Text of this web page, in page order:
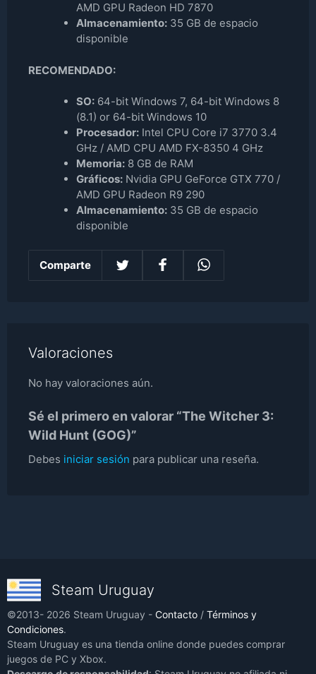
AMD GPU Radeon HD 7870
Almacenamiento:35 GB de espacio
disponible
RECOMENDADO:
SO:64-bit Windows 7, 64-bit Windows 8
(8.1) or 64-bit Windows 10
Procesador:Intel CPU Core i7 3770 3.4
GHz / AMD CPU AMD FX-8350 4 GHz
Memoria:8 GB de RAM
Gráficos:Nvidia GPU GeForce GTX 770 /
AMD GPU Radeon R9 290
Almacenamiento:35 GB de espacio
disponible
Comparte
Valoraciones
No hay valoraciones aún.
Sé el primero en valorar “The Witcher 3:
Wild Hunt (GOG)”
Debes iniciar sesión para publicar una reseña.
Steam Uruguay
©2013- 2026 Steam Uruguay - Contacto / Términos y
Condiciones.
Steam Uruguay es una tienda online donde puedes comprar
juegos de PC y Xbox.